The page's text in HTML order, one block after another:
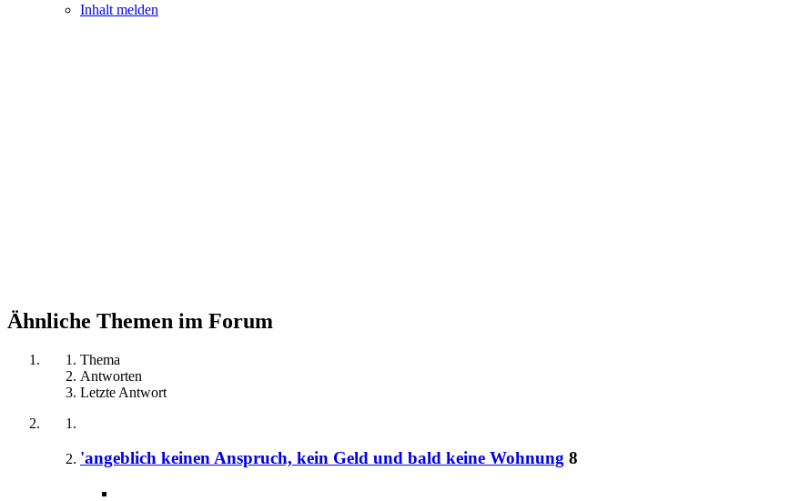
Inhalt melden
Ähnliche Themen im Forum
Thema
Antworten
Letzte Antwort
'angeblich keinen Anspruch, kein Geld und bald keine Wohnung 8